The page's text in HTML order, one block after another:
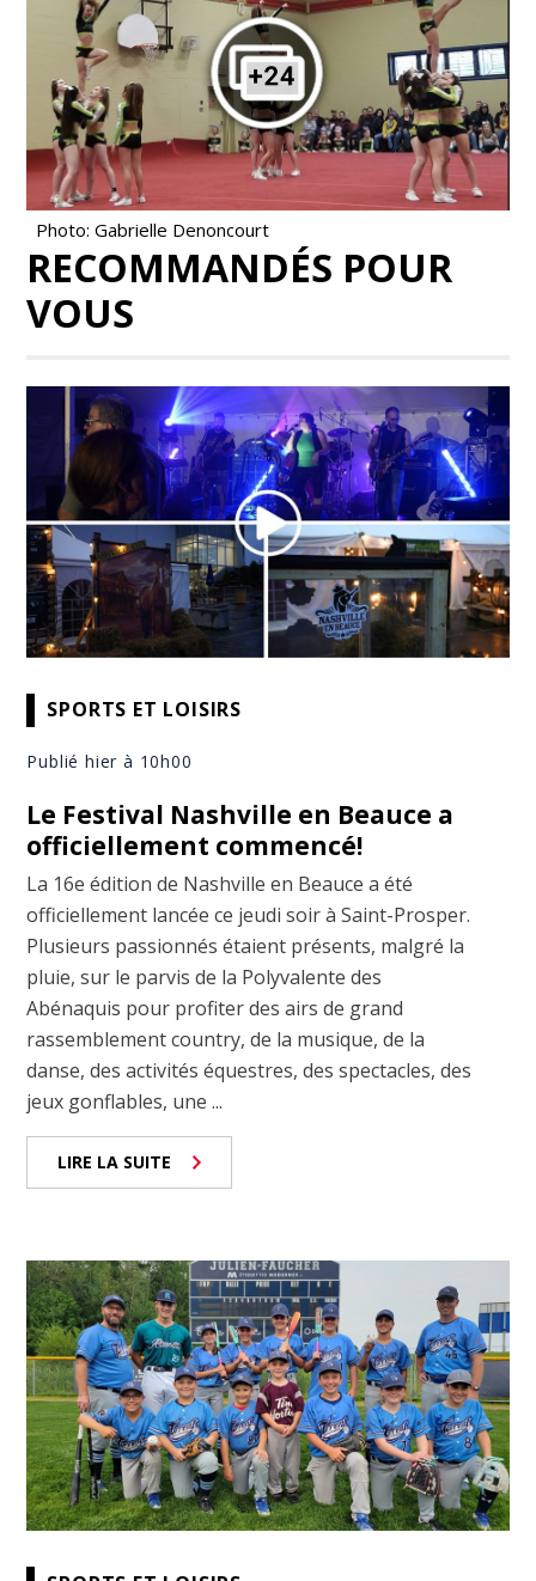
Photo: Gabrielle Denoncourt
RECOMMANDÉS POUR
VOUS
SPORTS ET LOISIRS
Publié hier à 10h00
Le Festival Nashville en Beauce a
officiellement commencé!
La 16e édition de Nashville en Beauce a été
officiellement lancée ce jeudi soir à Saint-Prosper.
Plusieurs passionnés étaient présents, malgré la
pluie, sur le parvis de la Polyvalente des
Abénaquis pour profiter des airs de grand
rassemblement country, de la musique, de la
danse, des activités équestres, des spectacles, des
jeux gonflables, une ...
LIRE LA SUITE